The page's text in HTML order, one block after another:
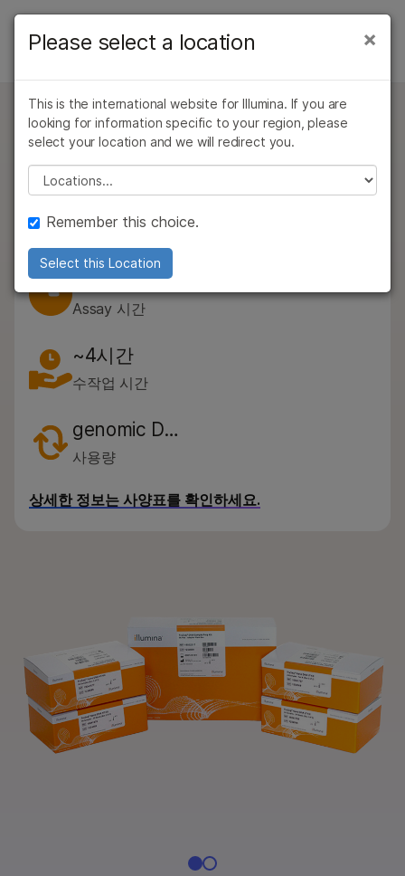
학습
지원
추천 링크
유형별
관심 영역별
기기 호환성별
제품군별
전체 제품 살펴보기
제품 번들
문의 사항
문의 사항
TruSeq DNA Nano
전장 유전체 시퀀싱 라이브러리를 생성하고 이용
가능한 DNA가 제한된 샘플을 효율적으로 조사합니다.
TruSeq DNA Nano
Data Sheet PDF 11 MB
약 6시간의 총 …
Assay 시간
~4시간
수작업 시간
genomic D…
사용량
상세한 정보는 사양표를 확인하세요.
×
Please select a location
This is the international website for Illumina. If you are
looking for information specific to your region, please
select your location and we will redirect you.
Please select a location
Remember this choice.
Select this Location
있습니다. 주요 관심 분야를 선택해 주세요:
×
암 연구
미생물학 연구
농업유전체학 연구
복합 질환 연구
임상 종양학 연구
생식 보건 연구
유전 및 희귀 질환